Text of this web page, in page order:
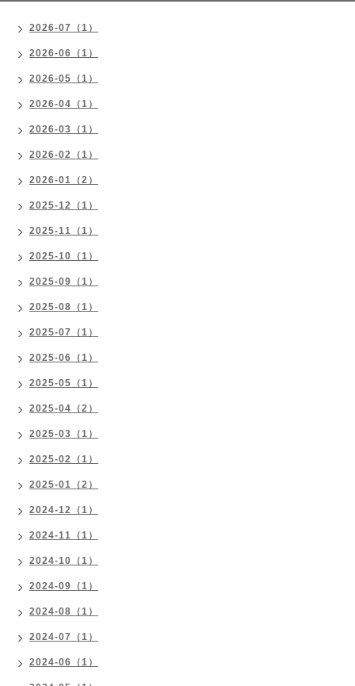
2026-07（1）
2026-06（1）
2026-05（1）
2026-04（1）
2026-03（1）
2026-02（1）
2026-01（2）
2025-12（1）
2025-11（1）
2025-10（1）
2025-09（1）
2025-08（1）
2025-07（1）
2025-06（1）
2025-05（1）
2025-04（2）
2025-03（1）
2025-02（1）
2025-01（2）
2024-12（1）
2024-11（1）
2024-10（1）
2024-09（1）
2024-08（1）
2024-07（1）
2024-06（1）